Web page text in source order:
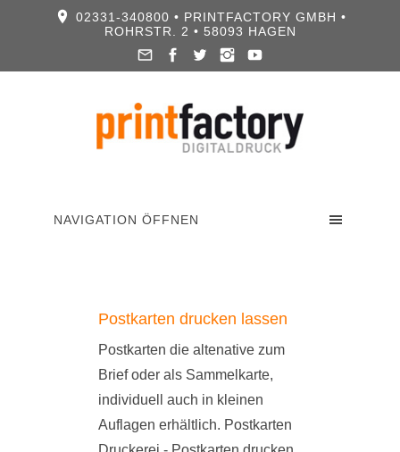
02331-340800 • PRINTFACTORY GMBH •
ROHRSTR. 2 • 58093 HAGEN
NAVIGATION ÖFFNEN
Postkarten drucken lassen
Postkarten die altenative zum
Brief oder als Sammelkarte,
individuell auch in kleinen
Auflagen erhältlich. Postkarten